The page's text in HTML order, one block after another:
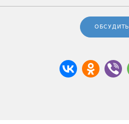
ОБСУДИТЬ